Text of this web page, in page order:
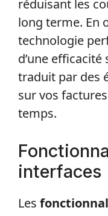
réduisant les
long terme. En
technologie
d’une
traduit par des
sur vos
temps.
interfaces
Les